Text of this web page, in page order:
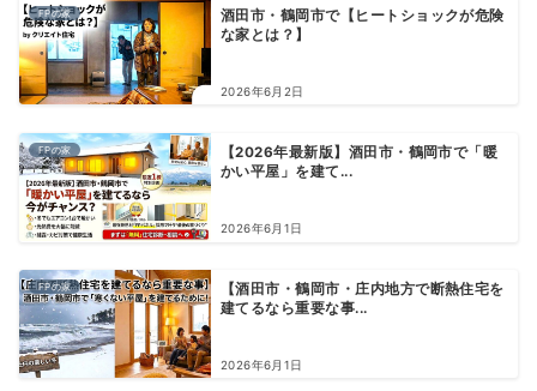
FPの家
酒田市・鶴岡市で【ヒートショックが危険
な家とは？】
2026年6月2日
FPの家
【2026年最新版】酒田市・鶴岡市で「暖
かい平屋」を建て...
2026年6月1日
FPの家
【酒田市・鶴岡市・庄内地方で断熱住宅を
建てるなら重要な事...
2026年6月1日